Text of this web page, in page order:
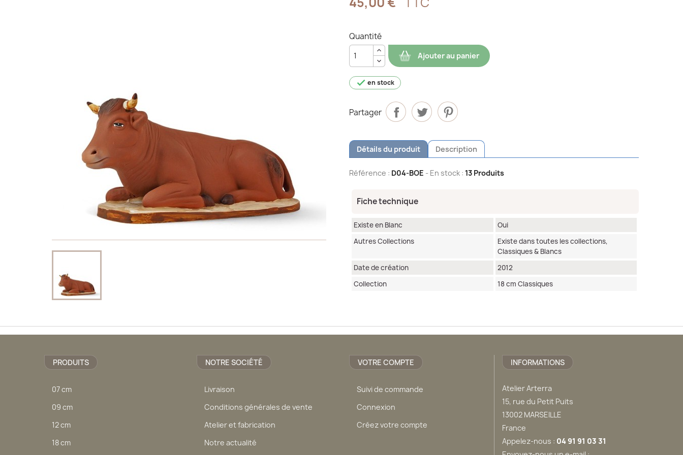
Quantité
Ajouter au panier
 en stock
Partager
Détails du produit Description
Référence : D04-BOE - En stock : 13 Produits
Fiche technique
Existe en Blanc
Oui
Autres Collections
Existe dans toutes les collections,
Classiques & Blancs
Date de création
2012
Collection
18 cm Classiques
PRODUITS
07 cm
09 cm
12 cm
18 cm
NOTRE SOCIÉTÉ
Livraison
Conditions générales de vente
Atelier et fabrication
Notre actualité
VOTRE COMPTE
Suivi de commande
Connexion
Créez votre compte
INFORMATIONS
Atelier Arterra
15, rue du Petit Puits
13002 MARSEILLE
France
Appelez-nous : 04 91 91 03 31